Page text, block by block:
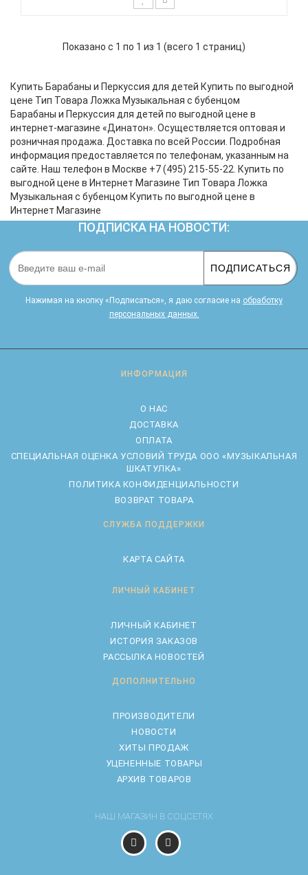
инструмент. Добавленный бубенчик украшает
черпак соединяются клеем. С внутренней стороны
черпака крепится бубенчик. Представл..
Показано с 1 по 1 из 1 (всего 1 страниц)
Купить Барабаны и Перкуссия для детей Купить по выгодной
цене Тип Товара Ложка Музыкальная с бубенцом
Барабаны и Перкуссия для детей по выгодной цене в
интернет-магазине «Динатон». Осуществляется оптовая и
розничная продажа. Доставка по всей России. Подробная
информация предоставляется по телефонам, указанным на
сайте. Наш телефон в Москве +7 (495) 215-55-22. Купить по
выгодной цене в Интернет Магазине Тип Товара Ложка
Музыкальная с бубенцом Купить по выгодной цене в
Интернет Магазине
ПОДПИСКА НА НОВОСТИ:
ПОДПИСАТЬСЯ
Нажимая на кнопку «Подписаться», я даю cогласие на обработку
персональных данных.
ИНФОРМАЦИЯ
О НАС
ДОСТАВКА
ОПЛАТА
CПЕЦИАЛЬНАЯ ОЦЕНКА УСЛОВИЙ ТРУДА ООО «МУЗЫКАЛЬНАЯ
ШКАТУЛКА»
ПОЛИТИКА КОНФИДЕНЦИАЛЬНОСТИ
ВОЗВРАТ ТОВАРА
СЛУЖБА ПОДДЕРЖКИ
КАРТА САЙТА
ЛИЧНЫЙ КАБИНЕТ
ЛИЧНЫЙ КАБИНЕТ
ИСТОРИЯ ЗАКАЗОВ
РАССЫЛКА НОВОСТЕЙ
ДОПОЛНИТЕЛЬНО
ПРОИЗВОДИТЕЛИ
НОВОСТИ
ХИТЫ ПРОДАЖ
УЦЕНЕННЫЕ ТОВАРЫ
АРХИВ ТОВАРОВ
НАШ МАГАЗИН В СОЦСЕТЯХ